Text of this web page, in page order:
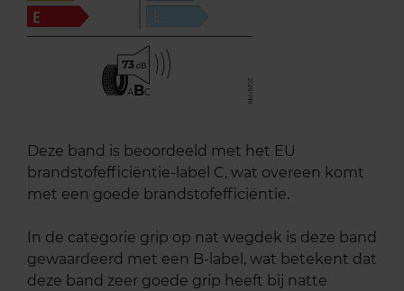
73
ABC
Deze band is beoordeeld met het EU
brandstofefficiëntie-label C, wat overeen komt
met een goede brandstofefficiëntie.
In de categorie grip op nat wegdek is deze band
gewaardeerd met een B-label, wat betekent dat
deze band zeer goede grip heeft bij natte